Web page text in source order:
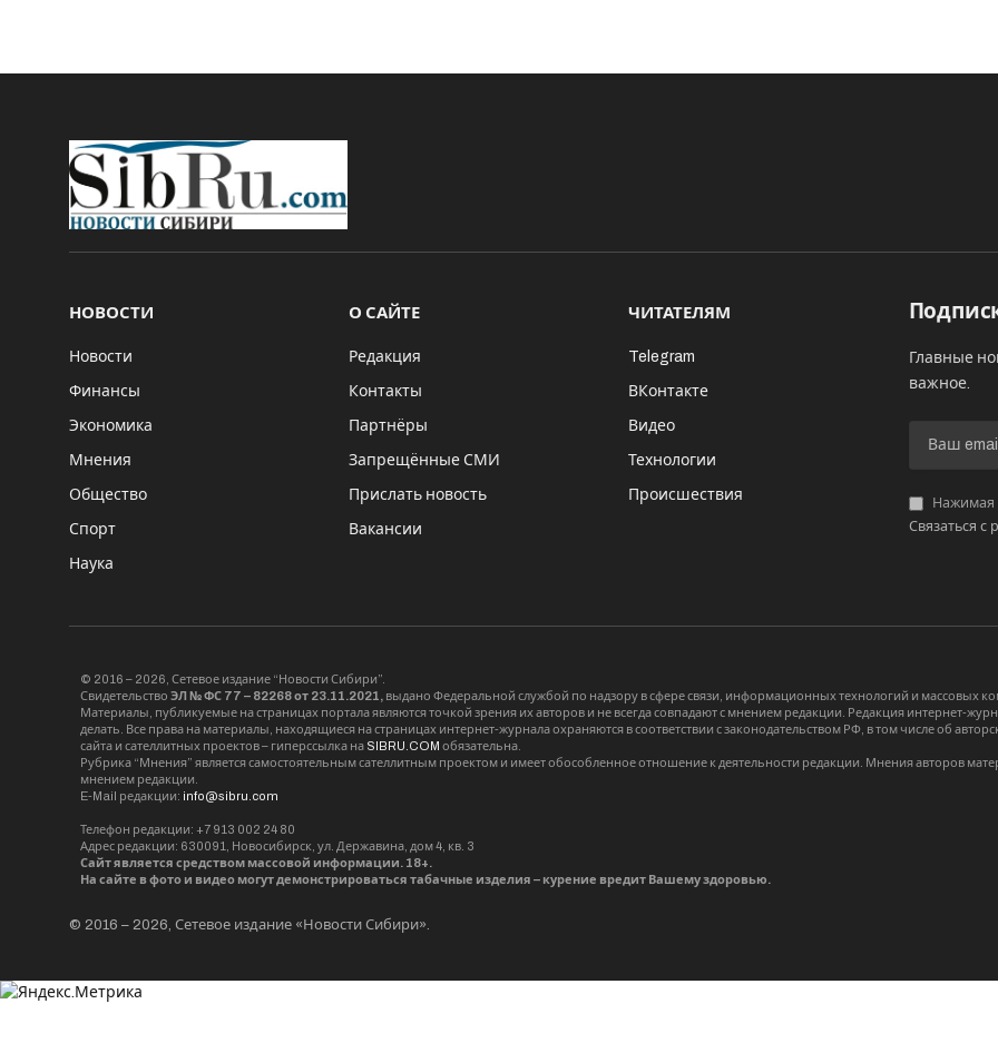
НОВОСТИ
Новости
Финансы
Экономика
Мнения
Общество
Спорт
Наука
О САЙТЕ
Редакция
Контакты
Партнёры
Запрещённые СМИ
Прислать новость
Вакансии
ЧИТАТЕЛЯМ
Telegram
ВКонтакте
Видео
Технологии
Происшествия
Главные
важное.
Нажимая
Связаться с
© 2016 – 2026, Сетевое издание “Новости Сибири”.
Свидетельство ЭЛ № ФС 77 – 82268 от 23.11.2021, выдано Федеральной службой по надзору в сфере связи, информационных технологий и массовых
Материалы, публикуемые на страницах портала являются точкой зрения их авторов и не всегда совпадают с мнением редакции. Редакция интернет-
делать. Все права на материалы, находящиеся на страницах интернет-журнала охраняются в соответствии с законодательством РФ, в том числе об
сайта и сателлитных проектов – гиперссылка на SIBRU.COM обязательна.
Рубрика “Мнения” является самостоятельным сателлитным проектом и имеет обособленное отношение к деятельности редакции. Мнения авторов
мнением редакции.
E-Mail редакции: info@sibru.com
Телефон редакции: +7 913 002 24 80
Адрес редакции: 630091, Новосибирск, ул. Державина, дом 4, кв. 3
Сайт является средством массовой информации. 18+.
На сайте в фото и видео могут демонстрироваться табачные изделия – курение вредит Вашему здоровью.
© 2016 – 2026, Сетевое издание «Новости Сибири».